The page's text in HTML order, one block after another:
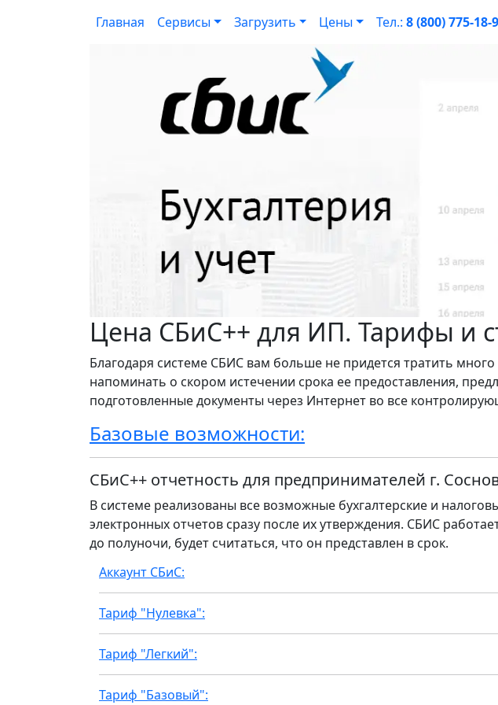
Главная Сервисы Загрузить Цены Тел.:8 (800) 775-18-
Цена СБиС++ для ИП. Тарифы и
Благодаря системе СБИС вам больше не придется тратить
напоминать о скором истечении срока ее предоставления,
подготовленные документы через Интернет во все
Базовые возможности:
СБиС++ отчетность для предпринимателей г.
В системе реализованы все возможные бухгалтерские и
электронных отчетов сразу после их утверждения. СБИС
до полуночи, будет считаться, что он представлен в срок.
Аккаунт СБиС:
Тариф "Нулевка":
Тариф "Легкий":
Тариф "Базовый":